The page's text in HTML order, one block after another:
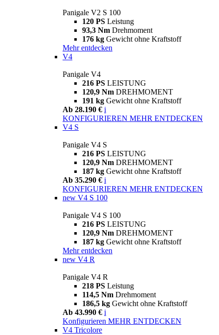
Panigale V2 S 100
120 PS Leistung
93,3 Nm Drehmoment
176 kg Gewicht ohne Kraftstoff
Mehr entdecken
V4
Panigale V4
216 PS LEISTUNG
120,9 Nm DREHMOMENT
191 kg Gewicht ohne Kraftstoff
Ab 28.190 € i
KONFIGURIEREN MEHR ENTDECKEN
V4 S
Panigale V4 S
216 PS LEISTUNG
120,9 Nm DREHMOMENT
187 kg Gewicht ohne Kraftstoff
Ab 35.290 € i
KONFIGURIEREN MEHR ENTDECKEN
new V4 S 100
Panigale V4 S 100
216 PS LEISTUNG
120,9 Nm DREHMOMENT
187 kg Gewicht ohne Kraftstoff
Mehr entdecken
new V4 R
Panigale V4 R
218 PS Leistung
114,5 Nm Drehmoment
186,5 kg Gewicht ohne Kraftstoff
Ab 43.990 € i
Konfigurieren MEHR ENTDECKEN
V4 Tricolore